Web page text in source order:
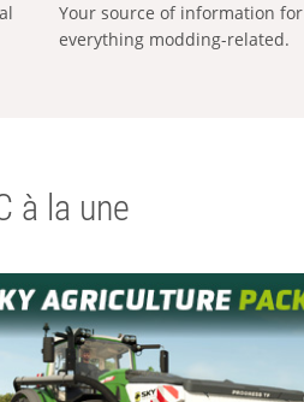
Your source of information for
everything modding-related.
à la une